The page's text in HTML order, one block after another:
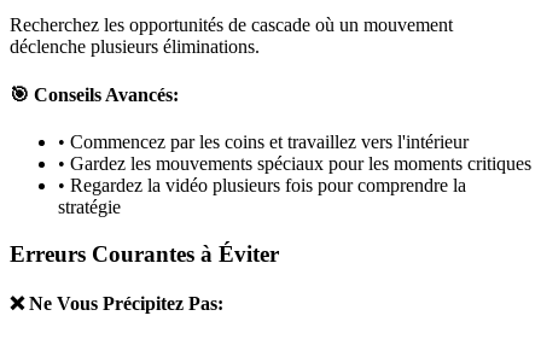
Recherchez les opportunités de cascade où un mouvement
déclenche plusieurs éliminations.
🎯 Conseils Avancés:
• Commencez par les coins et travaillez vers l'intérieur
• Gardez les mouvements spéciaux pour les moments critiques
• Regardez la vidéo plusieurs fois pour comprendre la
stratégie
Erreurs Courantes à Éviter
❌ Ne Vous Précipitez Pas: